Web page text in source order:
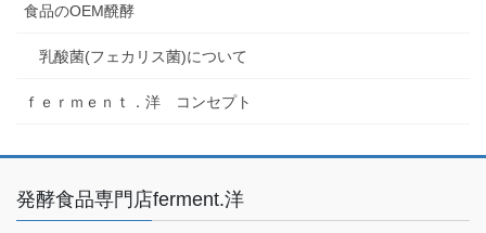
食品のOEM醗酵
乳酸菌(フェカリス菌)について
ｆｅｒｍｅｎｔ．洋 コンセプト
発酵食品専門店ferment.洋